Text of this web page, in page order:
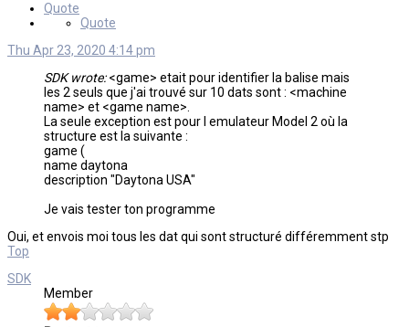
Quote
Quote
Thu Apr 23, 2020 4:14 pm
SDK wrote:<game> etait pour identifier la balise mais
les 2 seuls que j'ai trouvé sur 10 dats sont : <machine
name> et <game name>.
La seule exception est pour l emulateur Model 2 où la
structure est la suivante :
game (
name daytona
description "Daytona USA"
Je vais tester ton programme
Oui, et envois moi tous les dat qui sont structuré différemment stp
Top
SDK
Member